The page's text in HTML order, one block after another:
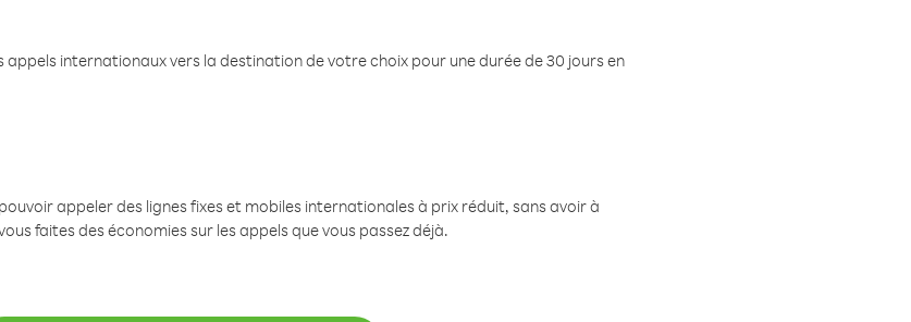
internationaux vers la destination de votre choix pour une durée de 30 jours en
appeler des lignes fixes et mobiles internationales à prix réduit, sans avoir à
faites des économies sur les appels que vous passez déjà.